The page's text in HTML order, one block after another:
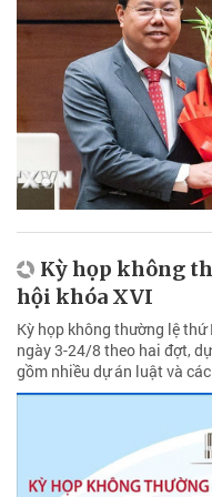
Kỳ họp không
hội khóa XVI
Kỳ họp không thường lệ
ngày 3-24/8 theo hai đợt,
gồm nhiều dự án luật và